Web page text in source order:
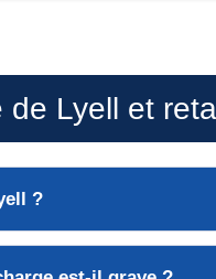
de Lyell et
?